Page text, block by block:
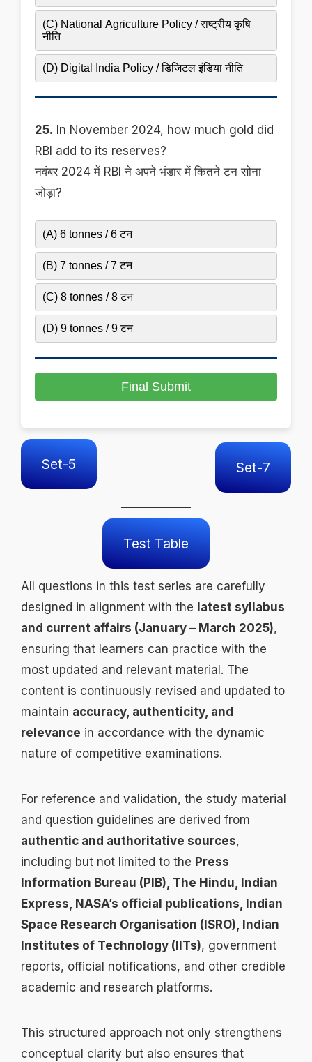
(C) National Agriculture Policy / राष्ट्रीय कृषि
नीति
(D) Digital India Policy / डिजिटल इंडिया नीति
25. In November 2024, how much gold did
RBI add to its reserves?
नवंबर 2024 में RBI ने अपने भंडार में कितने टन सोना
जोड़ा?
(A) 6 tonnes / 6 टन
(B) 7 tonnes / 7 टन
(C) 8 tonnes / 8 टन
(D) 9 tonnes / 9 टन
Final Submit
Set-5 Set-7
Test Table
All questions in this test series are carefully
designed in alignment with the latest syllabus
and current affairs (January – March 2025),
ensuring that learners can practice with the
most updated and relevant material. The
content is continuously revised and updated to
maintain accuracy, authenticity, and
relevance in accordance with the dynamic
nature of competitive examinations.
For reference and validation, the study material
and question guidelines are derived from
authentic and authoritative sources,
including but not limited to the Press
Information Bureau (PIB), The Hindu, Indian
Express, NASA’s official publications, Indian
Space Research Organisation (ISRO), Indian
Institutes of Technology (IITs), government
reports, official notifications, and other credible
academic and research platforms.
This structured approach not only strengthens
conceptual clarity but also ensures that